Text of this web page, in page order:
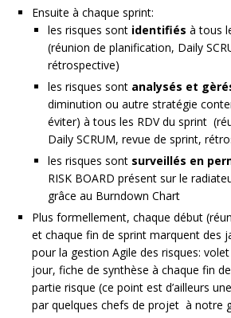
Ensuite à chaque sprint:
les risques sont identifiés à tous
(réunion de planification, Daily
rétrospective)
les risques sont analysés et
diminution ou autre stratégie
éviter) à tous les RDV du sprint
Daily SCRUM, revue de sprint,
les risques sont surveillés en
RISK BOARD présent sur le
grâce au Burndown Chart
Plus formellement, chaque début
et chaque fin de sprint marquent des
pour la gestion Agile des risques: volet
jour, fiche de synthèse à chaque fin
partie risque (ce point est d’ailleurs
par quelques chefs de projet à notre